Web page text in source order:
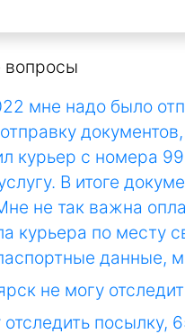
мне надо было
курьер с номера
В итоге
не так важна
курьера по месту
данные,
не могу
посылку,